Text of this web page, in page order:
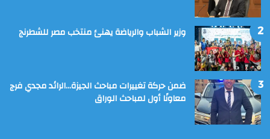
وزير الشباب والرياضة يهنئ منتخب مصر للشطرنج
ضمن حركة تغييرات مباحث الجيزة…الرائد مجدي فرج
معاونًا أول لمباحث الوراق